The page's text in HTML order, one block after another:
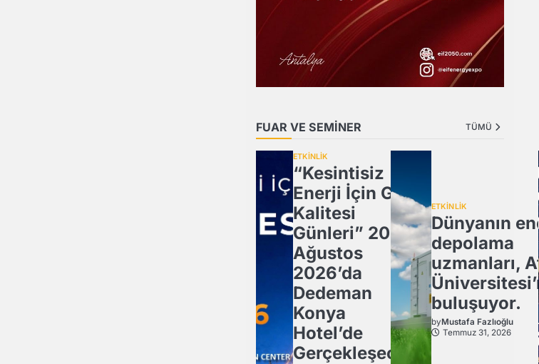
FUAR VE SEMİNER TÜMÜ
ETKİNLİK
“Kesintisiz
Enerji İçin Güç
Kalitesi
Günleri” 20
Ağustos
2026’da
Dedeman
Konya
Hotel’de
Gerçekleşecek
ETKİNLİK
Dünyanın
depolama
uzmanları,
buluşuyor.
byMustafa Fazlıoğlu
Temmuz 31, 2026